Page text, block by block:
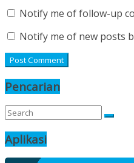
Notify me of follow-up
Notify me of new posts
Pencarian
Aplikasi